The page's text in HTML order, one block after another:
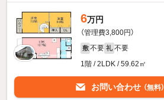
6万円
（管理費3,800円）
敷 不要 礼 不要
1階 / 2LDK / 59.62㎡
お問い合わせ （無料）